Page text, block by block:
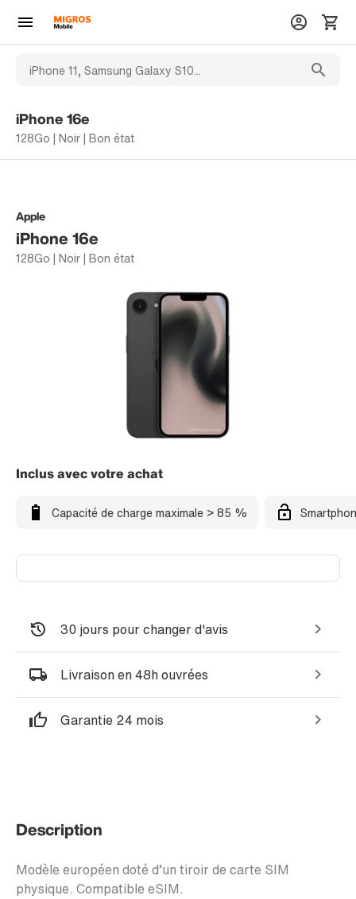
iPhone 16e
128Go | Noir | Bon état
Apple
iPhone 16e
128Go | Noir | Bon état
Inclus avec votre achat
Capacité de charge maximale > 85 %
30 jours pour changer d'avis
Livraison en 48h ouvrées
Garantie 24 mois
Description
Modèle européen doté d’un tiroir de carte SIM
physique. Compatible eSIM.